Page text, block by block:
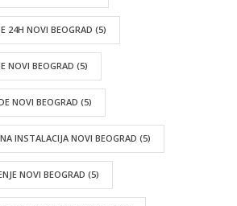
24H NOVI BEOGRAD (5)
NOVI BEOGRAD (5)
NOVI BEOGRAD (5)
INSTALACIJA NOVI BEOGRAD (5)
NOVI BEOGRAD (5)